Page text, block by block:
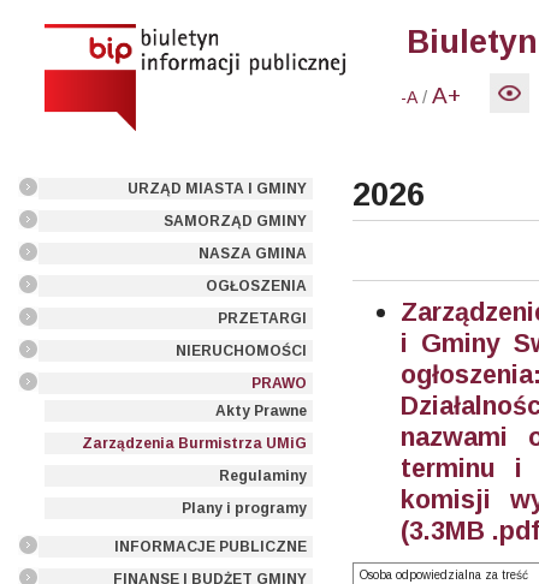
-A /A+
URZĄD MIASTA I GMINY
SAMORZĄD GMINY
NASZA GMINA
OGŁOSZENIA
PRZETARGI
NIERUCHOMOŚCI
PRAWO
Akty Prawne
Zarządzenia Burmistrza UMiG
Regulaminy
Plany i programy
INFORMACJE PUBLICZNE
FINANSE I BUDŻET GMINY
2026
i Gminy
nazwami
terminu i
komisji
(3.3MB
Osoba odpowiedzialna za treść